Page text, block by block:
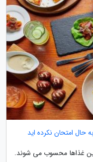
غذاها محسوب می شوند.